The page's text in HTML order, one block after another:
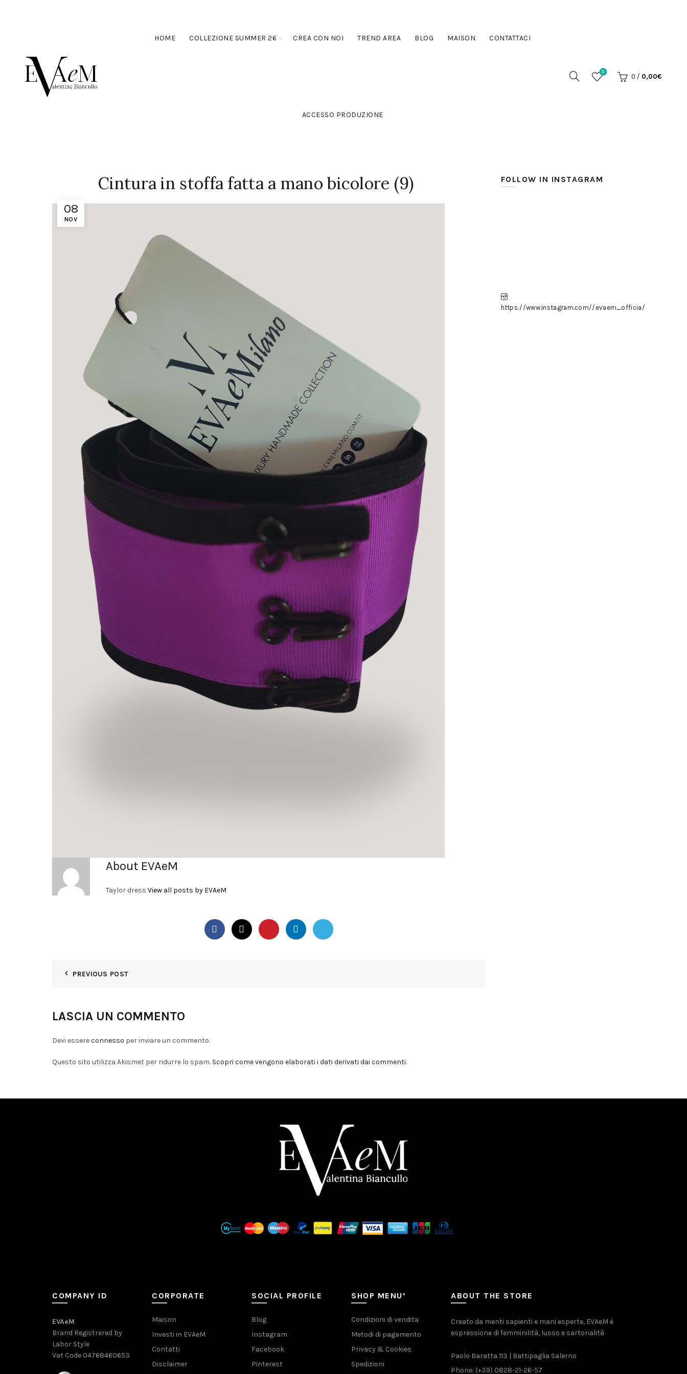
HOME COLLEZIONE SUMMER 26 CREA CON NOI TREND AREA BLOG MAISON CONTATTACI
ACCESSO PRODUZIONE
0
0 / 0,00€
08
NOV
Cintura in stoffa fatta a mano bicolore (9)
About EVAeM
Taylor dress View all posts by EVAeM
PREVIOUS POST
LASCIA UN COMMENTO
Devi essereconnesso per inviare un commento.
Questo sito utilizza Akismet per ridurre lo spam. Scopri come vengono elaborati i dati derivati dai commenti.
FOLLOW IN INSTAGRAM
https://www.instagram.com//evaem_officia/
COMPANY ID
EVAeM
Brand Registrered by
Labor Style
Vat Code 04768460653
CORPORATE
Maison
Investi in EVAeM
Contatti
Disclaimer
SOCIAL PROFILE
Blog
Instagram
Facebook
Pinterest
SHOP MENU’
Condizioni di vendita
Metodi di pagamento
Privacy & Cookies
Spedizioni
ABOUT THE STORE
Creato da menti sapienti e mani esperte, EVAeM è
espressione di femminilità, lusso e sartorialità
Paolo Baratta 113 | Battipaglia Salerno
Phone: (+39) 0828-21-26-57